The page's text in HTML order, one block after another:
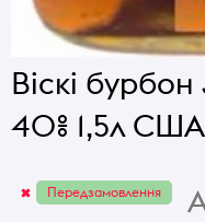
Віскі
40% 1,5л США
Передзамовлення